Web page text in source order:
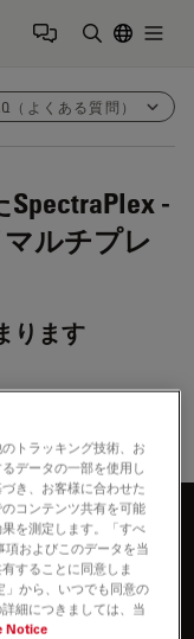
（よくある質問）
SpectraPlex -
ルチプレ
ります
トラッキング技術、お
データの一部を使用し
き、お客様に合わせた
コンテンツ共有を可能
を測定します。「すべ
およびこのデータを当
することに同意しま
から、いつでも同意の
細につきましては、当
Notice